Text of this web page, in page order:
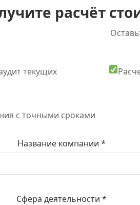
расчёт
текущих
с точными сроками
Название компании *
Сфера деятельности *